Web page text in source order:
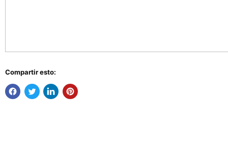
Compartir esto: